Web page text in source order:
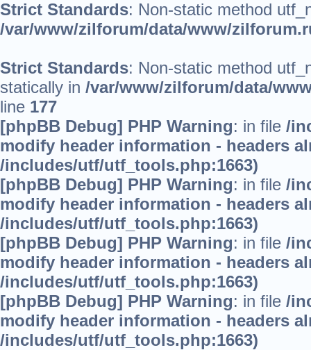
Strict Standards: Non-static method
/var/www/zilforum/data/www/
Strict Standards: Non-static method
statically in /var/www/zilforum/data/
line 177
[phpBB Debug] PHP Warning: in file /
modify header information - headers
/includes/utf/utf_tools.php:1663)
[phpBB Debug] PHP Warning: in file /
modify header information - headers
/includes/utf/utf_tools.php:1663)
[phpBB Debug] PHP Warning: in file /
modify header information - headers
/includes/utf/utf_tools.php:1663)
[phpBB Debug] PHP Warning: in file /
modify header information - headers
/includes/utf/utf_tools.php:1663)